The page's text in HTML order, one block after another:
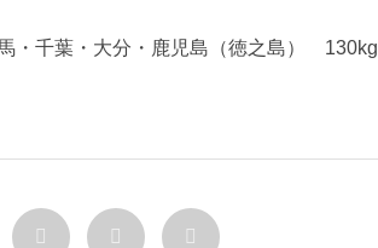
・千葉・大分・鹿児島（徳之島） 130kg